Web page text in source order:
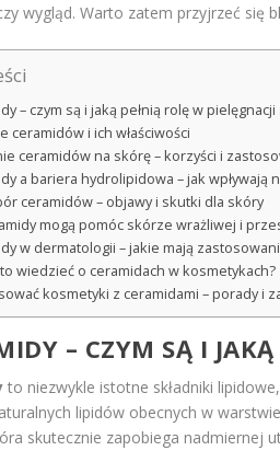
wygląd. Warto zatem przyjrzeć się
– czym są i jaką pełnią rolę w pielęgnacji
ceramidów i ich właściwości
ceramidów na skórę – korzyści i
a bariera hydrolipidowa – jak wpływają
ceramidów – objawy i skutki dla skóry
mogą pomóc skórze wrażliwej i
w dermatologii – jakie mają
wiedzieć o ceramidach w kosmetykach?
kosmetyki z ceramidami – porady i
– CZYM SĄ I
to niezwykle istotne składniki
lipidów obecnych w
skutecznie zapobiega nadmiernej